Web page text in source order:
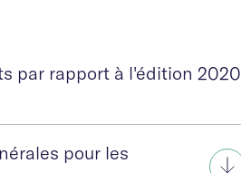
par rapport à l'édition 2020
pour les